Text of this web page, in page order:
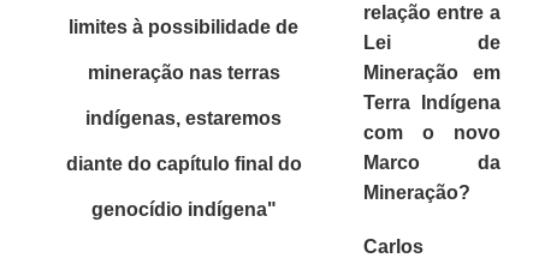
limites à possibilidade de
mineração nas terras
indígenas, estaremos
diante do capítulo final do
genocídio indígena"
relação entre a
Lei de
Mineração em
Terra Indígena
com o novo
Marco da
Mineração?
Carlos